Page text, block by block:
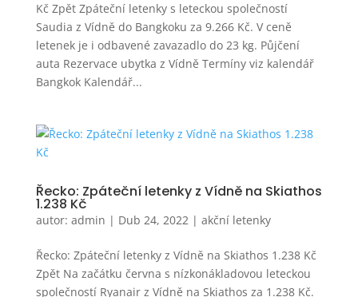
Kč Zpět Zpáteční letenky s leteckou společností
Saudia z Vídně do Bangkoku za 9.266 Kč. V ceně
letenek je i odbavené zavazadlo do 23 kg. Půjčení
auta Rezervace ubytka z Vídně Termíny viz kalendář
Bangkok Kalendář...
Řecko: Zpáteční letenky z Vídně na Skiathos
1.238 Kč
autor: admin | Dub 24, 2022| akční letenky
Řecko: Zpáteční letenky z Vídně na Skiathos 1.238 Kč
Zpět Na začátku června s nízkonákladovou leteckou
společností Ryanair z Vídně na Skiathos za 1.238 Kč.